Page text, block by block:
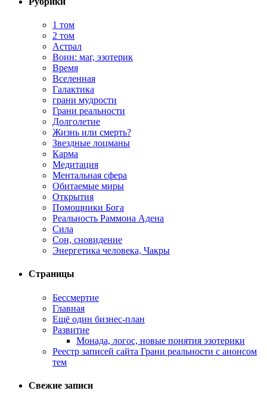
1 том
2 том
Астрал
Воин: маг, эзотерик
Время
Вселенная
Галактика
грани мудрости
Грани реальности
Долголетие
Жизнь или смерть?
Звездные лоцманы
Карма
Медитация
Ментальная сфера
Обитаемые миры
Открытия
Помощники Бога
Реальность Раммона Адена
Сила
Сон, сновидение
Энергетика человека, Чакры
Страницы
Бессмертие
Главная
Ещё один бизнес-план
Развитие
Монада, логос, новые понятия эзотерики
Реестр записей сайта Грани реальности с анонсом
тем
Свежие записи